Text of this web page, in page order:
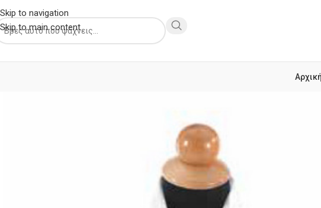
Skip to navigation
Skip to main content
Αρχική